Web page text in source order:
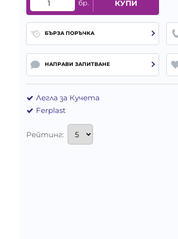
бр. КУПИ
БЪРЗА ПОРЪЧКА
НАПРАВИ ЗАПИТВАНЕ
Легла за Кучета
Ferplast
Рейтинг: